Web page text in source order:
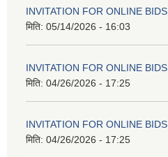
INVITATION FOR ONLINE BIDS
मिति: 05/14/2026 - 16:03
INVITATION FOR ONLINE BIDS
मिति: 04/26/2026 - 17:25
INVITATION FOR ONLINE BIDS
मिति: 04/26/2026 - 17:25